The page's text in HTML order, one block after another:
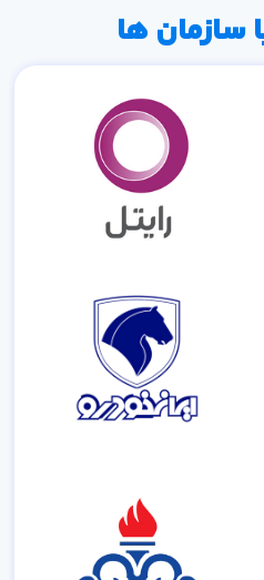
سازمان ها